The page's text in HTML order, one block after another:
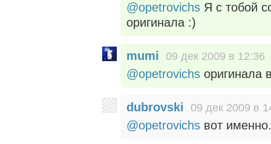
@opetrovichs Я с тобой
оригинала :)
mumi 09 дек 2009 в 12:36
@opetrovichs оригинала
dubrovski 09 дек 2009 в
@opetrovichs вот именно.